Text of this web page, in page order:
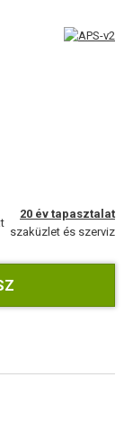
20 év tapasztalat
szaküzlet és szerviz